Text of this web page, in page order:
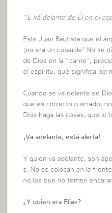
“E irá delante de Él en el
Este Juan Bautista que el
¡no era un cobarde! No se
de Dios en la “carne”,
el espíritu, que significa
Cuando se va delante de
que es correcto o errado;
Dios haga las cosas; que lo
¡Va adelante; está alerta!
Y quien va adelante, son
s. No se colocan en la
no los que no temen
¿Y quien era Elías?